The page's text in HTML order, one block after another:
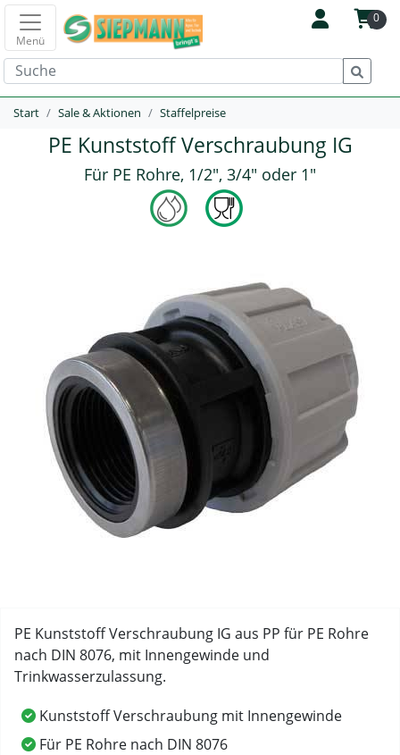
0
Menü
Start Sale & Aktionen Staffelpreise
PE Kunststoff Verschraubung IG
Für PE Rohre, 1/2", 3/4" oder 1"
PE Kunststoff Verschraubung IG aus PP für PE Rohre
nach DIN 8076, mit Innengewinde und
Trinkwasserzulassung.
Kunststoff Verschraubung mit Innengewinde
Für PE Rohre nach DIN 8076